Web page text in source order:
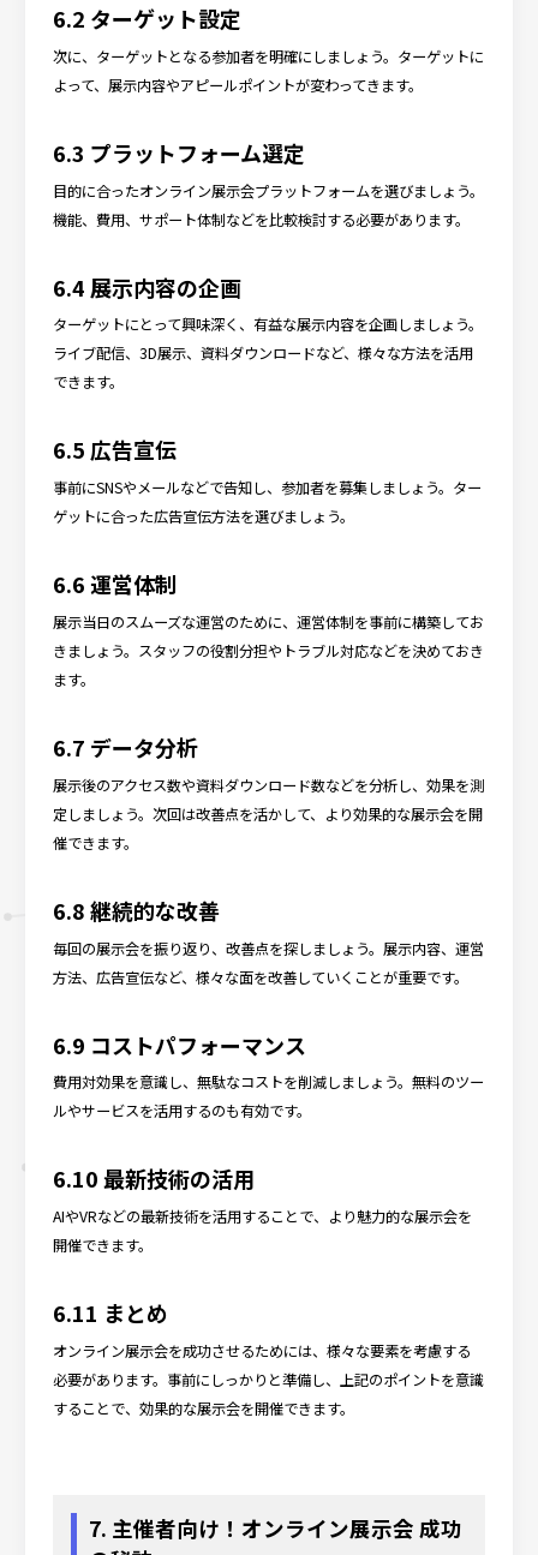
6.2 ターゲット設定
次に、ターゲットとなる参加者を明確にしましょう。ターゲットに
よって、展示内容やアピールポイントが変わってきます。
6.3 プラットフォーム選定
目的に合ったオンライン展示会プラットフォームを選びましょう。
機能、費用、サポート体制などを比較検討する必要があります。
6.4 展示内容の企画
ターゲットにとって興味深く、有益な展示内容を企画しましょう。
ライブ配信、3D展示、資料ダウンロードなど、様々な方法を活用
できます。
6.5 広告宣伝
事前にSNSやメールなどで告知し、参加者を募集しましょう。ター
ゲットに合った広告宣伝方法を選びましょう。
6.6 運営体制
展示当日のスムーズな運営のために、運営体制を事前に構築してお
きましょう。スタッフの役割分担やトラブル対応などを決めておき
ます。
6.7 データ分析
展示後のアクセス数や資料ダウンロード数などを分析し、効果を測
定しましょう。次回は改善点を活かして、より効果的な展示会を開
催できます。
6.8 継続的な改善
毎回の展示会を振り返り、改善点を探しましょう。展示内容、運営
方法、広告宣伝など、様々な面を改善していくことが重要です。
6.9 コストパフォーマンス
費用対効果を意識し、無駄なコストを削減しましょう。無料のツー
ルやサービスを活用するのも有効です。
6.10 最新技術の活用
AIやVRなどの最新技術を活用することで、より魅力的な展示会を
開催できます。
6.11 まとめ
オンライン展示会を成功させるためには、様々な要素を考慮する
必要があります。事前にしっかりと準備し、上記のポイントを意識
することで、効果的な展示会を開催できます。
7. 主催者向け！オンライン展示会 成功